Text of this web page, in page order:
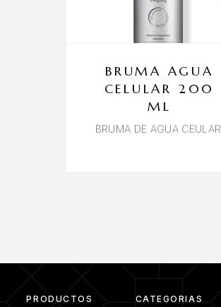
BRUMA AGUA
CELULAR 200
ML
BRUMA DE AGUA CEULAR
PRODUCTOS CATEGORIAS